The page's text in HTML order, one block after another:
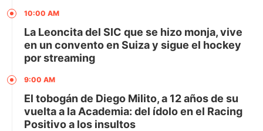
10:00 AM
La Leoncita del SIC que se hizo monja, vive
en un convento en Suiza y sigue el hockey
por streaming
9:00 AM
El tobogán de Diego Milito, a 12 años de su
vuelta a la Academia: del ídolo en el Racing
Positivo a los insultos